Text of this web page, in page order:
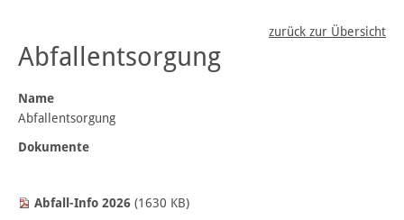
zurück zur Übersicht
Abfallentsorgung
Name
Abfallentsorgung
Dokumente
Abfall-Info 2026 (1630 KB)